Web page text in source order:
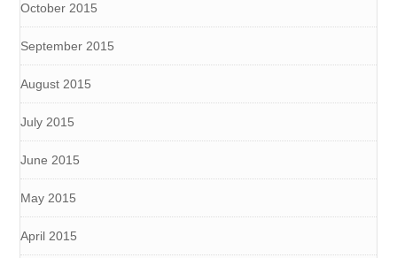
October 2015
September 2015
August 2015
July 2015
June 2015
May 2015
April 2015